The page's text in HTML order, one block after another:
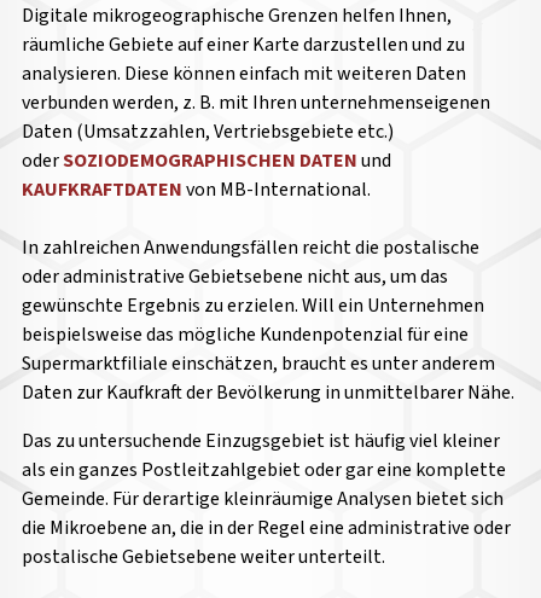
Digitale mikrogeographische Grenzen helfen Ihnen,
räumliche Gebiete auf einer Karte darzustellen und zu
analysieren. Diese können einfach mit weiteren Daten
verbunden werden, z. B. mit Ihren unternehmenseigenen
Daten (Umsatzzahlen, Vertriebsgebiete etc.)
oderSOZIODEMOGRAPHISCHEN DATENund
KAUFKRAFTDATENvon MB-International.
In zahlreichen Anwendungsfällen reicht die postalische
oder administrative Gebietsebene nicht aus, um das
gewünschte Ergebnis zu erzielen. Will ein Unternehmen
beispielsweise das mögliche Kundenpotenzial für eine
Supermarktfiliale einschätzen, braucht es unter anderem
Daten zur Kaufkraft der Bevölkerung in unmittelbarer Nähe.
Das zu untersuchende Einzugsgebiet ist häufig viel kleiner
als ein ganzes Postleitzahlgebiet oder gar eine komplette
Gemeinde. Für derartige kleinräumige Analysen bietet sich
die Mikroebene an, die in der Regel eine administrative oder
postalische Gebietsebene weiter unterteilt.